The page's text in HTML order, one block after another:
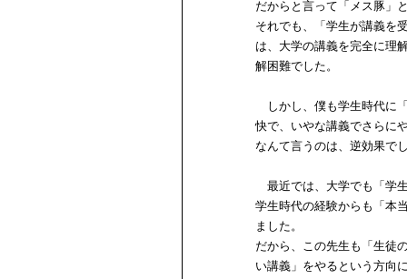
だからと言って「メス豚」
それでも、「学生が講義を
は、大学の講義を完全に理
解困難でした。
しかし、僕も学生時代に
快で、いやな講義でさらに
なんて言うのは、逆効果で
最近では、大学でも「学
学生時代の経験からも「本
ました。
だから、この先生も「生徒
い講義」をやるという方向